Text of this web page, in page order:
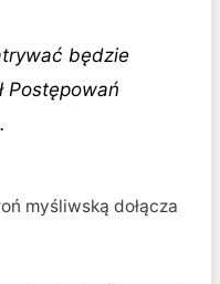
będzie
Postępowań
myśliwską dołącza